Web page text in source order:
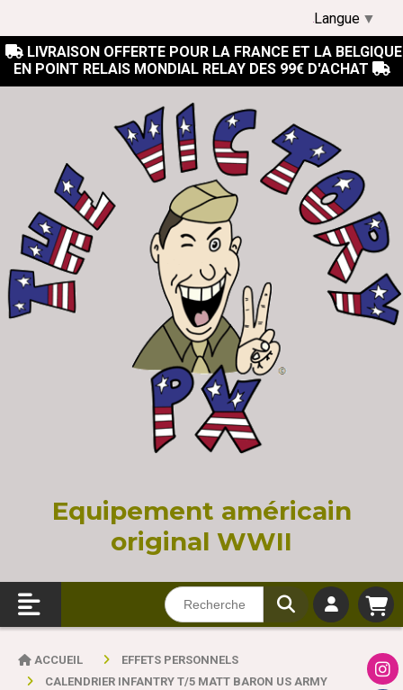
 LIVRAISON OFFERTE POUR LA FRANCE ET LA BELGIQUE
EN POINT RELAIS MONDIAL RELAY DES 99€ D'ACHAT 
Equipement américain
original WWII
ACCUEIL
EFFETS PERSONNELS
CALENDRIER INFANTRY T/5 MATT BARON US ARMY
Langue ▼